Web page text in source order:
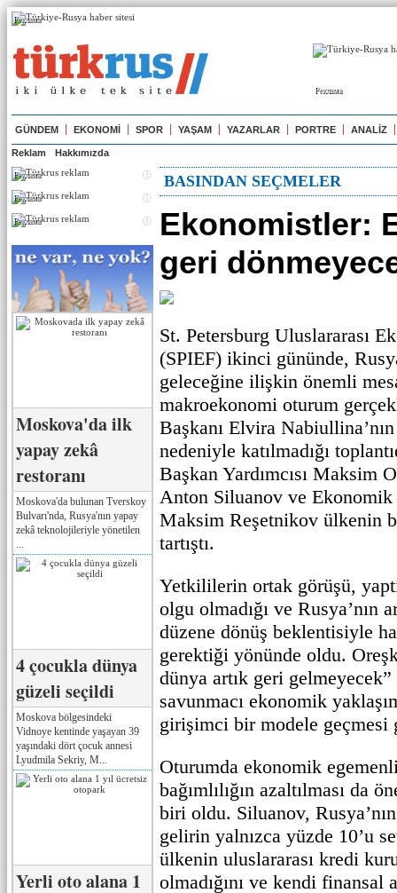
Реклама
Реклама
GÜNDEM EKONOMİ SPOR YAŞAM YAZARLAR PORTRE ANALİZ
Reklam Hakkımızda
Реклама
Реклама
Реклама
Moskova'da ilk
yapay zekâ
restoranı
Moskova'da bulunan Tverskoy
Bulvarı'nda, Rusya'nın yapay
zekâ teknolojileriyle yönetilen
4 çocukla dünya
güzeli seçildi
Moskova bölgesindeki
Vidnoye kentinde yaşayan 39
yaşındaki dört çocuk annesi
Lyudmila Sekriy, M...
Yerli oto alana 1
BASINDAN SEÇMELER
Ekonomistler:
geri
St. Petersburg Uluslararası
(SPIEF) ikinci gününde,
geleceğine ilişkin önemli
makroekonomi oturum
Başkanı Elvira
nedeniyle katılmadığı
Başkan Yardımcısı Maksim
Anton Siluanov ve Ekonomik
Maksim Reşetnikov ülkenin
tartıştı.
Yetkililerin ortak görüşü,
olgu olmadığı ve Rusya’nın
düzene dönüş beklentisiyle
gerektiği yönünde oldu.
dünya artık geri gelmeyecek”
savunmacı ekonomik
girişimci bir modele geçmesi
Oturumda ekonomik
bağımlılığın azaltılması da
biri oldu. Siluanov,
gelirin yalnızca yüzde 10’u
ülkenin uluslararası kredi
olmadığını ve kendi finansal